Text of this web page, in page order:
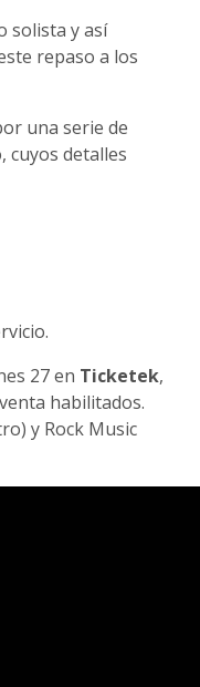
solista y así
repaso a los
una serie de
cuyos detalles
27 en Ticketek,
habilitados.
y Rock Music